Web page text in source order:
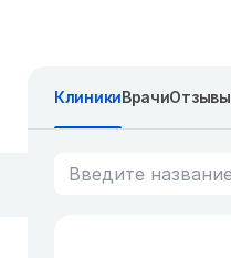
КлиникиВрачиОтзывы